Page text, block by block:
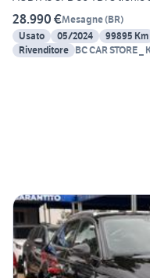
28.990 €Mesagne(BR)
Usato
05/2024 99895 Km
Rivenditore BC CAR STORE